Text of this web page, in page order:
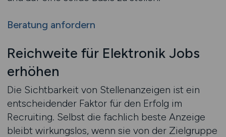
Beratung anfordern
Reichweite für Elektronik Jobs
erhöhen
Die Sichtbarkeit von Stellenanzeigen ist ein
entscheidender Faktor für den Erfolg im
Recruiting. Selbst die fachlich beste Anzeige
bleibt wirkungslos, wenn sie von der Zielgruppe